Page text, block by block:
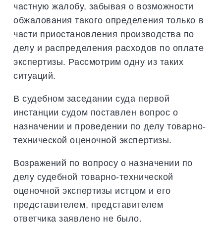
частную жалобу, забывая о возможности
обжалования такого определения только в
части приостановления производства по
делу и распределения расходов по оплате
экспертизы. Рассмотрим одну из таких
ситуаций.
В судебном заседании суда первой
инстанции судом поставлен вопрос о
назначении и проведении по делу товарно-
технической оценочной экспертизы.
Возражений по вопросу о назначении по
делу судебной товарно-технической
оценочной экспертизы истцом и его
представителем, представителем
ответчика заявлено не было.